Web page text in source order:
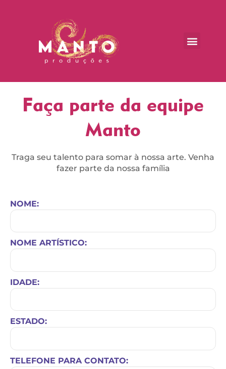
Menu
Faça parte da equipe
Manto
Traga seu talento para somar à nossa arte. Venha
fazer parte da nossa família
NOME:
NOME ARTÍSTICO:
IDADE:
ESTADO:
TELEFONE PARA CONTATO: